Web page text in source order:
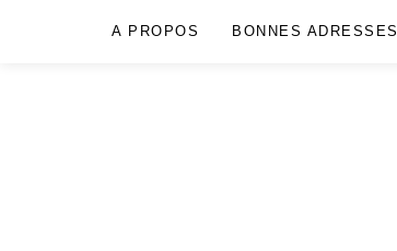
A PROPOS BONNES ADRESSES